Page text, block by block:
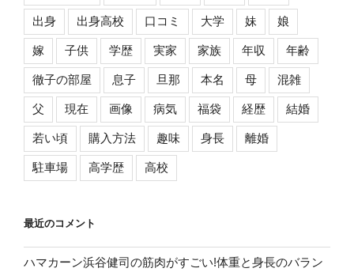
出身 出身高校 口コミ 大学 妹 娘
嫁 子供 学歴 実家 家族 年収 年齢
徹子の部屋 息子 旦那 本名 母 混雑
父 現在 画像 病気 福袋 経歴 結婚
若い頃 購入方法 趣味 身長 離婚
駐車場 高学歴 高校
最近のコメント
ハマカーン浜谷健司の筋肉がすごい!体重と身長のバラン